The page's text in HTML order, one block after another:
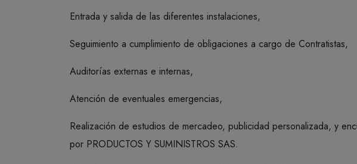
Entrada y salida de las diferentes instalaciones,
Seguimiento a cumplimiento de obligaciones a cargo de Contratistas,
Auditorías externas e internas,
Atención de eventuales emergencias,
Realización de estudios de mercadeo, publicidad personalizada, y
por PRODUCTOS Y SUMINISTROS SAS.